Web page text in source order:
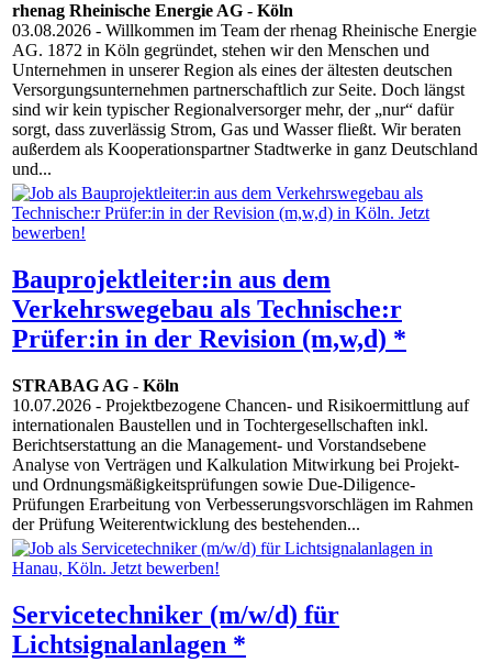
rhenag Rheinische Energie AG - Köln
03.08.2026 - Willkommen im Team der rhenag Rheinische Energie
AG. 1872 in Köln gegründet, stehen wir den Menschen und
Unternehmen in unserer Region als eines der ältesten deutschen
Versorgungsunternehmen partnerschaftlich zur Seite. Doch längst
sind wir kein typischer Regionalversorger mehr, der „nur“ dafür
sorgt, dass zuverlässig Strom, Gas und Wasser fließt. Wir beraten
außerdem als Kooperationspartner Stadtwerke in ganz Deutschland
und...
Bauprojektleiter:in aus dem
Verkehrswegebau als Technische:r
Prüfer:in in der Revision (m,w,d) *
STRABAG AG - Köln
10.07.2026 - Projektbezogene Chancen- und Risikoermittlung auf
internationalen Baustellen und in Tochtergesellschaften inkl.
Berichtserstattung an die Management- und Vorstandsebene
Analyse von Verträgen und Kalkulation Mitwirkung bei Projekt-
und Ordnungsmäßigkeitsprüfungen sowie Due-Diligence-
Prüfungen Erarbeitung von Verbesserungsvorschlägen im Rahmen
der Prüfung Weiterentwicklung des bestehenden...
Servicetechniker (m/w/d) für
Lichtsignalanlagen *